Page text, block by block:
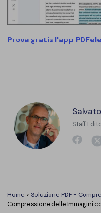
Prova gratis l'app
Staff
Home > Soluzione PDF -
Compressione delle Immagini